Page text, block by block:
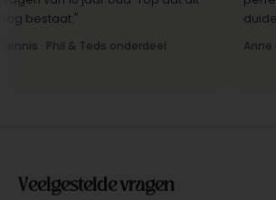
bestaat."
· Phil & Teds onderdeel Anne ·
Veelgestelde vragen